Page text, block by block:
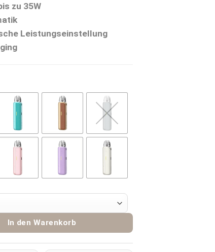
zu 35W
Leistungseinstellung
Lite SE Pod Kit Menge
In den Warenkorb